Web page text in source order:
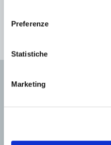
Preferenze
Statistiche
Marketing
INFO VEICOLI